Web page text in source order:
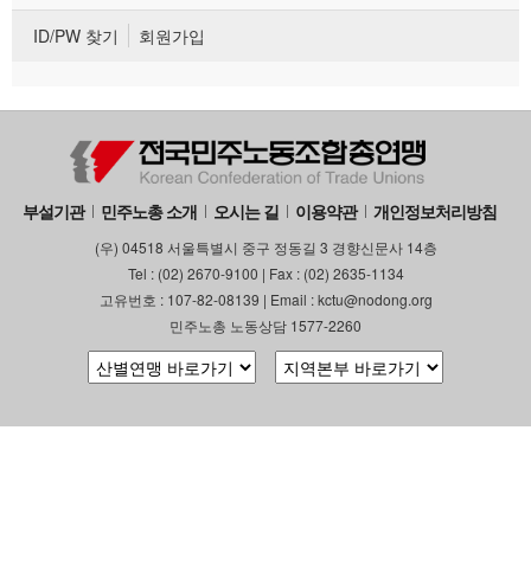
ID/PW 찾기 회원가입
부설기관 민주노총 소개 오시는 길 이용약관 개인정보처리방침
(우) 04518 서울특별시 중구 정동길 3 경향신문사 14층
Tel : (02) 2670-9100 | Fax : (02) 2635-1134
고유번호 : 107-82-08139 | Email : kctu@nodong.org
민주노총 노동상담 1577-2260